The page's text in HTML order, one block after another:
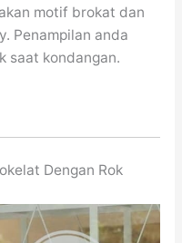
motif brokat dan
Penampilan anda
saat kondangan.
Dengan Rok